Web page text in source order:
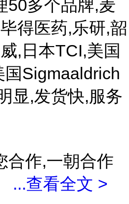
50多个品牌,麦
得医药,乐研,韶
,日本TCI,美国
Sigmaaldrich
显,发货快,服务
合作,一朝合作
...查看全文 >